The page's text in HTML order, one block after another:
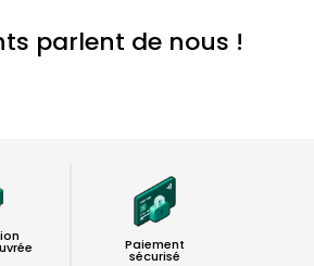
parlent de nous !
Paiement
sécurisé